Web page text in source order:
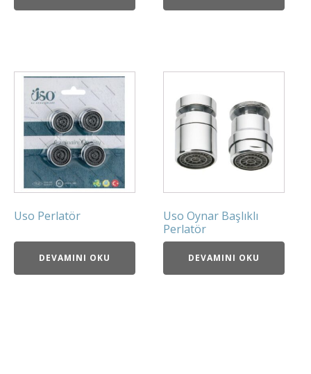
Uso Perlatör
DEVAMINI OKU
Uso Oynar Başlıklı
Perlatör
DEVAMINI OKU